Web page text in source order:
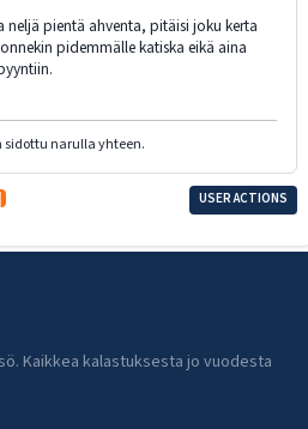
neljä pientä ahventa, pitäisi joku kerta
pidemmälle katiska eikä aina
sidottu narulla yhteen.
USER ACTIONS
Kaikkea kalastuksesta jo vuodesta